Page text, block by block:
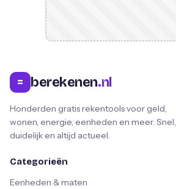
= berekenen.nl
Honderden gratis rekentools voor geld,
wonen, energie, eenheden en meer. Snel,
duidelijk en altijd actueel.
Categorieën
Eenheden & maten